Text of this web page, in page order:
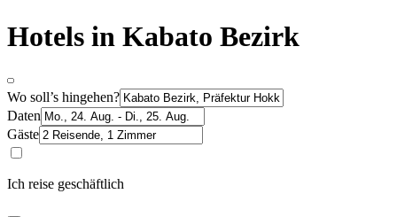
Hotels in Kabato Bezirk
Wo soll’s hingehen?
Daten
Gäste
Ich reise geschäftlich